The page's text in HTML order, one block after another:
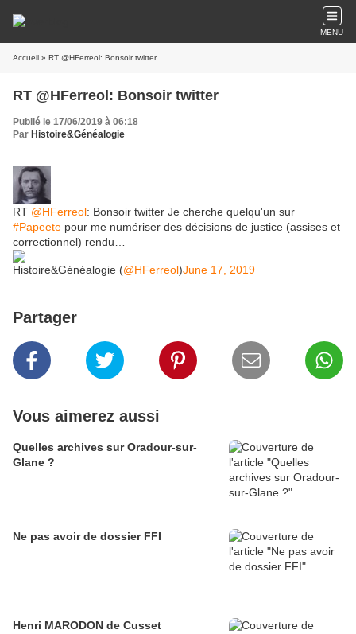
MENU
Accueil » RT @HFerreol: Bonsoir twitter
RT @HFerreol: Bonsoir twitter
Publié le 17/06/2019 à 06:18
Par Histoire&Généalogie
RT @HFerreol: Bonsoir twitter Je cherche quelqu'un sur
#Papeete pour me numériser des décisions de justice (assises et
correctionnel) rendu…
Histoire&Généalogie (@HFerreol)June 17, 2019
Partager
Vous aimerez aussi
Quelles archives sur Oradour-sur-
Glane ?
Ne pas avoir de dossier FFI
Henri MARODON de Cusset